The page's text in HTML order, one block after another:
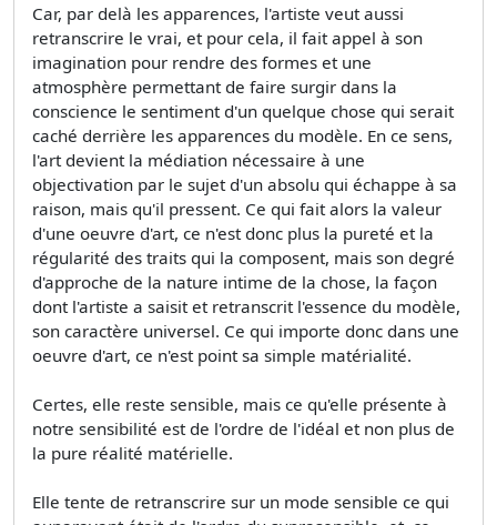
Car, par delà les apparences, l'artiste veut aussi
retranscrire le vrai, et pour cela, il fait appel à son
imagination pour rendre des formes et une
atmosphère permettant de faire surgir dans la
conscience le sentiment d'un quelque chose qui serait
caché derrière les apparences du modèle. En ce sens,
l'art devient la médiation nécessaire à une
objectivation par le sujet d'un absolu qui échappe à sa
raison, mais qu'il pressent. Ce qui fait alors la valeur
d'une oeuvre d'art, ce n'est donc plus la pureté et la
régularité des traits qui la composent, mais son degré
d'approche de la nature intime de la chose, la façon
dont l'artiste a saisit et retranscrit l'essence du modèle,
son caractère universel. Ce qui importe donc dans une
oeuvre d'art, ce n'est point sa simple matérialité.
Certes, elle reste sensible, mais ce qu'elle présente à
notre sensibilité est de l'ordre de l'idéal et non plus de
la pure réalité matérielle.
Elle tente de retranscrire sur un mode sensible ce qui